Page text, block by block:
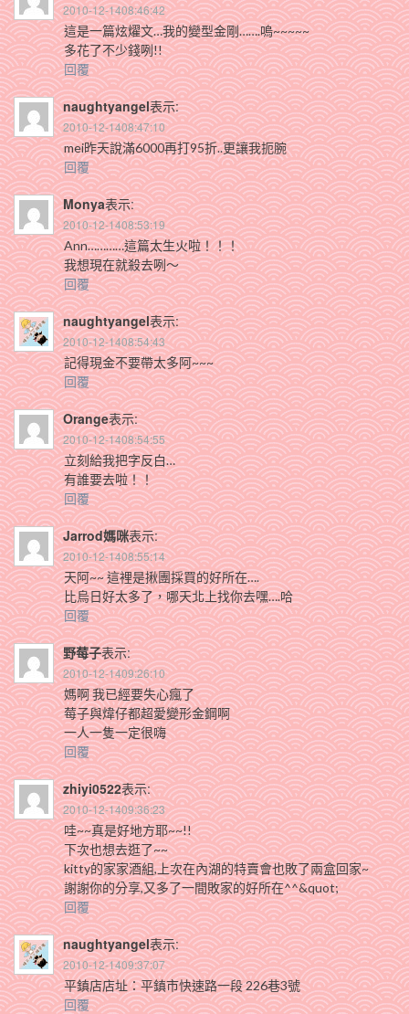
2010-12-1408:46:42
這是一篇炫燿文…我的變型金剛…….嗚~~~~~
多花了不少錢咧!!
回覆
naughtyangel表示:
2010-12-1408:47:10
mei昨天說滿6000再打95折..更讓我扼腕
回覆
Monya表示:
2010-12-1408:53:19
Ann…………這篇太生火啦！！！
我想現在就殺去咧～
回覆
naughtyangel表示:
2010-12-1408:54:43
記得現金不要帶太多阿~~~
回覆
Orange表示:
2010-12-1408:54:55
立刻給我把字反白…
有誰要去啦！！
回覆
Jarrod媽咪表示:
2010-12-1408:55:14
天阿~~ 這裡是揪團採買的好所在….
比烏日好太多了，哪天北上找你去嘿….哈
回覆
野莓子表示:
2010-12-1409:26:10
媽啊 我已經要失心瘋了
莓子與煒仔都超愛變形金鋼啊
一人一隻一定很嗨
回覆
zhiyi0522表示:
2010-12-1409:36:23
哇~~真是好地方耶~~!!
下次也想去逛了~~
kitty的家家酒組,上次在內湖的特賣會也敗了兩盒回家~
謝謝你的分享,又多了一間敗家的好所在^^&quot;
回覆
naughtyangel表示:
2010-12-1409:37:07
平鎮店店址：平鎮市快速路一段 226巷3號
回覆